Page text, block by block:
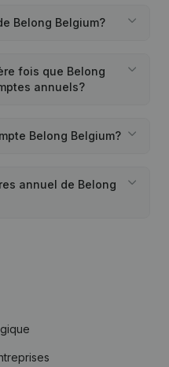
Belong Belgium?
fois que Belong
annuels?
Belong Belgium?
annuel de Belong